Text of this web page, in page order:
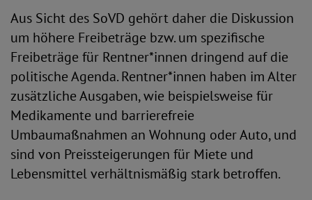
Aus Sicht des SoVD gehört daher die Diskussion
um höhere Freibeträge bzw. um spezifische
Freibeträge für Rentner*innen dringend auf die
politische Agenda. Rentner*innen haben im Alter
zusätzliche Ausgaben, wie beispielsweise für
Medikamente und barrierefreie
Umbaumaßnahmen an Wohnung oder Auto, und
sind von Preissteigerungen für Miete und
Lebensmittel verhältnismäßig stark betroffen.